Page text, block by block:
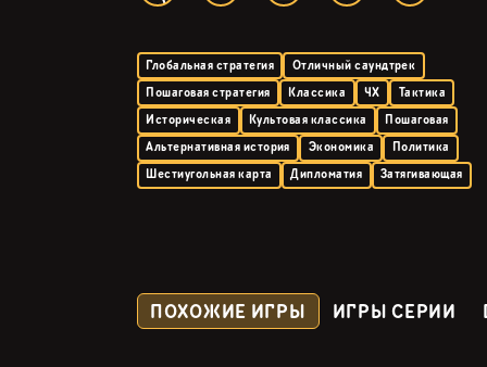
Глобальная стратегия
Отличный саундтрек
Пошаговая стратегия
Классика 4X
Тактика
Историческая
Культовая классика
Пошаговая
Альтернативная история
Экономика
Политика
Шестиугольная карта
Дипломатия Затягивающая
ПОХОЖИЕ ИГРЫ ИГРЫ СЕРИИ